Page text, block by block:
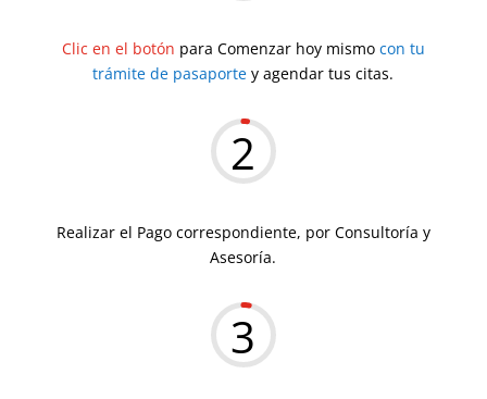
Clic en el botón para Comenzar hoy mismo con tu
trámite de pasaporte y agendar tus citas.
2
Realizar el Pago correspondiente, por Consultoría y
Asesoría.
3